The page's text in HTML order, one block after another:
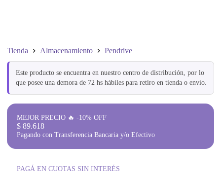
Tienda Almacenamiento Pendrive
Este producto se encuentra en nuestro centro de distribución, por lo
que posee una demora de 72 hs hábiles para retiro en tienda o envío.
MEJOR PRECIO 🔥 -10% OFF
$ 89.618
Pagando con Transferencia Bancaria y/o Efectivo
PAGÁ EN CUOTAS SIN INTERÉS